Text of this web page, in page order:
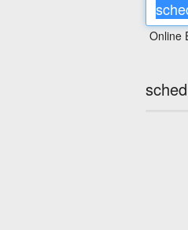
Online